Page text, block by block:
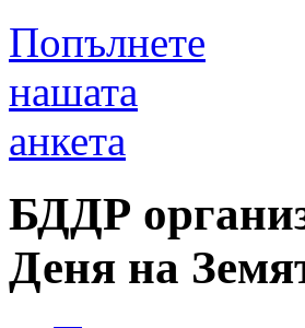
Попълнете
нашата
анкета
БДДР
Деня на